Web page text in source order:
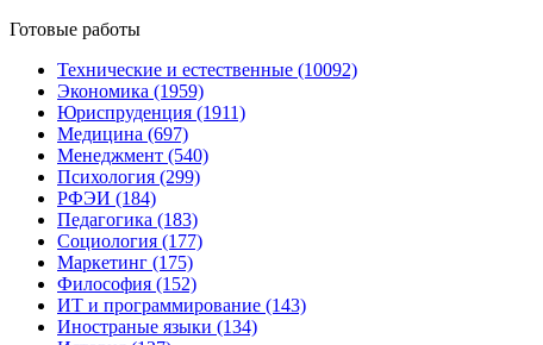
Готовые работы
Технические и естественные (10092)
Экономика (1959)
Юриспруденция (1911)
Медицина (697)
Менеджмент (540)
Психология (299)
РФЭИ (184)
Педагогика (183)
Социология (177)
Маркетинг (175)
Философия (152)
ИТ и программирование (143)
Иностраные языки (134)